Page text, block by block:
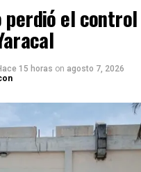
perdió el
15 horas on agosto 7, 2026